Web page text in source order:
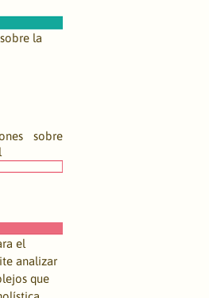
la
sobre
el
analizar
que